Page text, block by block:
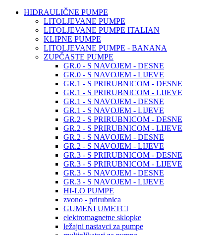
HIDRAULIČNE PUMPE
LITOLJEVANE PUMPE
LITOLJEVANE PUMPE ITALIAN
KLIPNE PUMPE
LITOLJEVANE PUMPE - BANANA
ZUPČASTE PUMPE
GR.0 - S NAVOJEM - DESNE
GR.0 - S NAVOJEM - LIJEVE
GR.1 - S PRIRUBNICOM - DESNE
GR.1 - S PRIRUBNICOM - LIJEVE
GR.1 - S NAVOJEM - DESNE
GR.1 - S NAVOJEM - LIJEVE
GR.2 - S PRIRUBNICOM - DESNE
GR.2 - S PRIRUBNICOM - LIJEVE
GR.2 - S NAVOJEM - DESNE
GR.2 - S NAVOJEM - LIJEVE
GR.3 - S PRIRUBNICOM - DESNE
GR.3 - S PRIRUBNICOM - LIJEVE
GR.3 - S NAVOJEM - DESNE
GR.3 - S NAVOJEM - LIJEVE
HI-LO PUMPE
zvono - prirubnica
GUMENI UMETCI
elektromagnetne sklopke
ležajni nastavci za pumpe